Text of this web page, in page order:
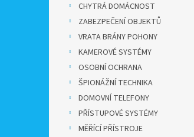
CHYTRÁ DOMÁCNOST
ZABEZPEČENÍ OBJEKTŮ
VRATA BRÁNY POHONY
KAMEROVÉ SYSTÉMY
OSOBNÍ OCHRANA
ŠPIONÁŽNÍ TECHNIKA
DOMOVNÍ TELEFONY
PŘÍSTUPOVÉ SYSTÉMY
MĚŘÍCÍ PŘÍSTROJE